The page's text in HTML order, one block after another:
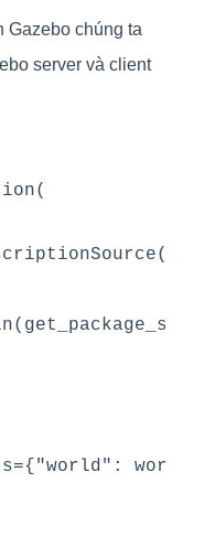
Gazebo chúng ta
server và client